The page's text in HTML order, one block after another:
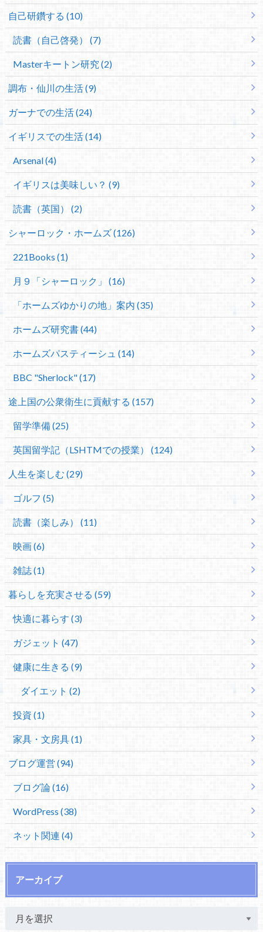
自己研鑽する (10)
読書（自己啓発） (7)
Masterキートン研究 (2)
調布・仙川の生活 (9)
ガーナでの生活 (24)
イギリスでの生活 (14)
Arsenal (4)
イギリスは美味しい？ (9)
読書（英国） (2)
シャーロック・ホームズ (126)
221Books (1)
月９「シャーロック」 (16)
「ホームズゆかりの地」案内 (35)
ホームズ研究書 (44)
ホームズパスティーシュ (14)
BBC "Sherlock" (17)
途上国の公衆衛生に貢献する (157)
留学準備 (25)
英国留学記（LSHTMでの授業） (124)
人生を楽しむ (29)
ゴルフ (5)
読書（楽しみ） (11)
映画 (6)
雑誌 (1)
暮らしを充実させる (59)
快適に暮らす (3)
ガジェット (47)
健康に生きる (9)
ダイエット (2)
投資 (1)
家具・文房具 (1)
ブログ運営 (94)
ブログ論 (16)
WordPress (38)
ネット関連 (4)
アーカイブ